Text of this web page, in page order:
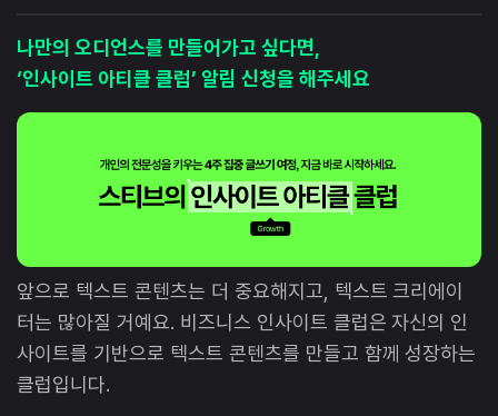
나만의 오디언스를 만들어가고 싶다면,
‘인사이트 아티클 클럽’ 알림 신청을 해주세요
앞으로 텍스트 콘텐츠는 더 중요해지고, 텍스트 크리에이
터는 많아질 거예요. 비즈니스 인사이트 클럽은 자신의 인
사이트를 기반으로 텍스트 콘텐츠를 만들고 함께 성장하는
클럽입니다.